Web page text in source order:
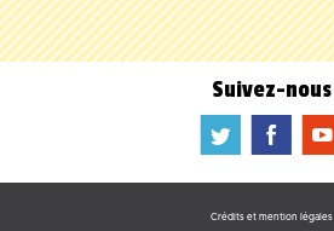
Suivez-nous
a b f
Crédits et mention légales